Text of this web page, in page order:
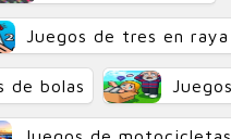
Juegos de tres en raya
de bolas